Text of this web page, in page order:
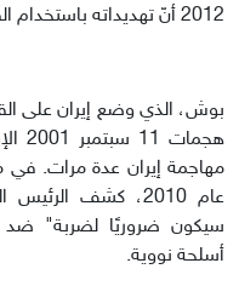
2012 أنّ تهديداته باستخدام القوة العسكرية لم تكن "خُدعا".
بوش، الذي وضع إيران على
مهاجمة إيران عدة مرات. في
عام 2010، كشف
سيكون ضروريًا لضربة" ضد
أسلحة نووية.